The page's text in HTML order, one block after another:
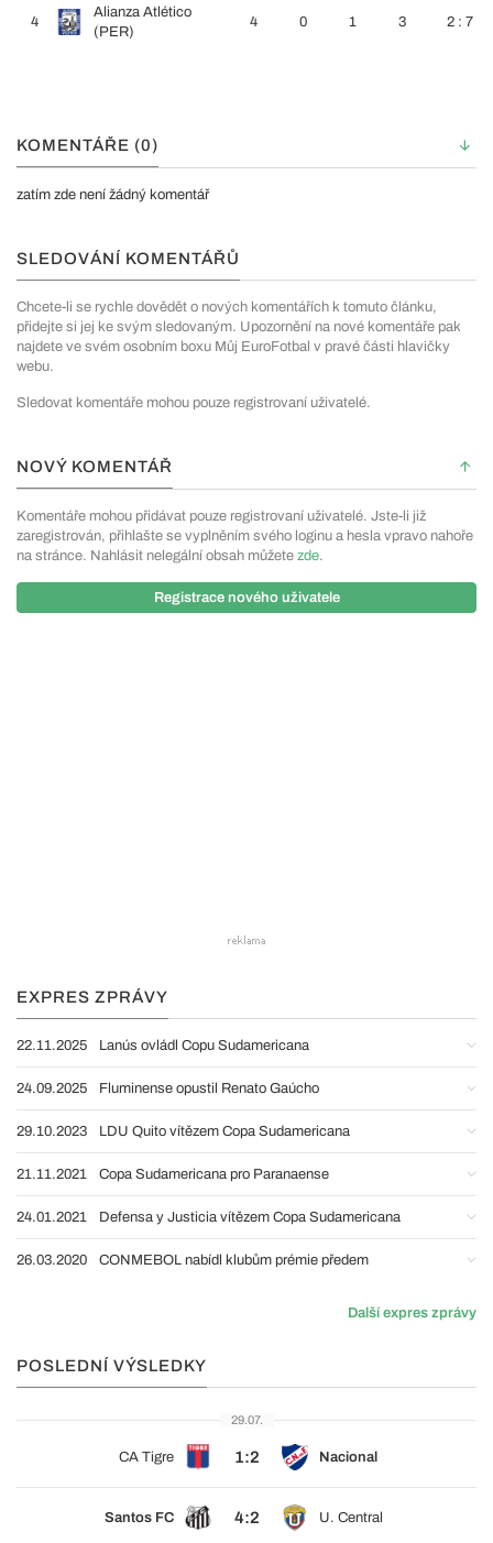
4
Alianza Atlético
(PER)
4 0 1 3 2 : 7
KOMENTÁŘE (0)
zatím zde není žádný komentář
SLEDOVÁNÍ KOMENTÁŘŮ
Chcete-li se rychle dovědět o nových komentářích k tomuto článku,
přidejte si jej ke svým sledovaným. Upozornění na nové komentáře pak
najdete ve svém osobním boxu Můj EuroFotbal v pravé části hlavičky
webu.
Sledovat komentáře mohou pouze registrovaní uživatelé.
NOVÝ KOMENTÁŘ
Komentáře mohou přidávat pouze registrovaní uživatelé. Jste-li již
zaregistrován, přihlašte se vyplněním svého loginu a hesla vpravo nahoře
na stránce. Nahlásit nelegální obsah můžete zde.
Registrace nového uživatele
EXPRES ZPRÁVY
22.11.2025 Lanús ovládl Copu Sudamericana
24.09.2025 Fluminense opustil Renato Gaúcho
29.10.2023 LDU Quito vítězem Copa Sudamericana
21.11.2021 Copa Sudamericana pro Paranaense
24.01.2021 Defensa y Justicia vítězem Copa Sudamericana
26.03.2020 CONMEBOL nabídl klubům prémie předem
Další expres zprávy
POSLEDNÍ VÝSLEDKY
29.07.
CA Tigre 1:2 Nacional
Santos FC 4:2 U. Central